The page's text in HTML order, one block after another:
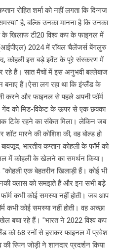
रोहित शर्मा को नहीं लगता कि दिग्गज
है, बल्कि उनका मानना है कि उनका
के खिलाफ टी20 विश्व कप के फाइनल में
2024 में रॉयल चैलेंजर्स बेंगलुरु
कोहली इस बड़े इवेंट के पूरे संस्करण में
हैं। सात मैचों में इस अनुभवी बल्लेबाज
हैं।ऐसा लग रहा था कि इंग्लैंड के
करने और फाइनल से पहले अपनी फॉर्म
गेंद को मिड-विकेट के ऊपर से एक छक्का
टिके रहने का संकेत मिला। लेकिन जब
शॉट मारने की कोशिश की, वह बोल्ड हो
भारतीय कप्तान कोहली के फॉर्म को
में कोहली के खेलने का समर्थन किया।
एक बेहतरीन खिलाड़ी हैं। कोई भी
क्लास को समझते हैं और इन सभी बड़े
कभी कोई समस्या नहीं होती। जब आप
कोई समस्या नहीं होती। वह अच्छा
बचा रहे हैं। "भारत ने 2022 विश्व कप
को 68 रनों से हराकर फाइनल में प्रवेश
स्पिन जोड़ी ने शानदार प्रदर्शन किया